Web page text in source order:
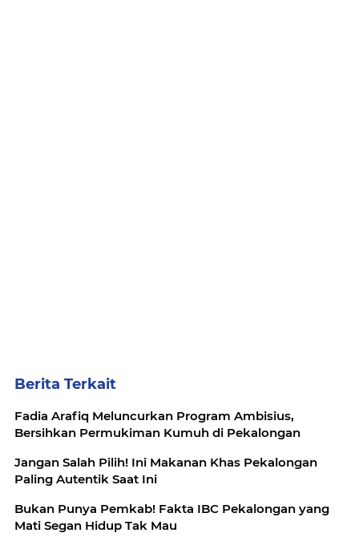
Berita Terkait
Fadia Arafiq Meluncurkan Program Ambisius,
Bersihkan Permukiman Kumuh di Pekalongan
Jangan Salah Pilih! Ini Makanan Khas Pekalongan
Paling Autentik Saat Ini
Bukan Punya Pemkab! Fakta IBC Pekalongan yang
Mati Segan Hidup Tak Mau